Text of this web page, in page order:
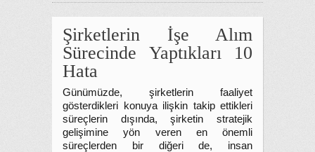
Şirketlerin İşe Alım
Sürecinde Yaptıkları 10
Hata
Günümüzde, şirketlerin faaliyet
gösterdikleri konuya ilişkin takip ettikleri
süreçlerin dışında, şirketin stratejik
gelişimine yön veren en önemli
süreçlerden bir diğeri de, insan